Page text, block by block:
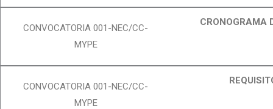
CONVOCATORIA 001-NEC/CC-
MYPE
CRONOGRAMA
CONVOCATORIA 001-NEC/CC-
MYPE